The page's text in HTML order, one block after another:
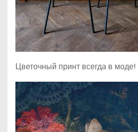
Цветочный принт всегда в моде!